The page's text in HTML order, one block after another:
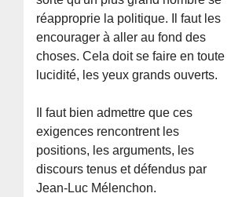
réapproprie la politique. Il faut les
encourager à aller au fond des
choses. Cela doit se faire en toute
lucidité, les yeux grands ouverts.
Il faut bien admettre que ces
exigences rencontrent les
positions, les arguments, les
discours tenus et défendus par
Jean-Luc Mélenchon.